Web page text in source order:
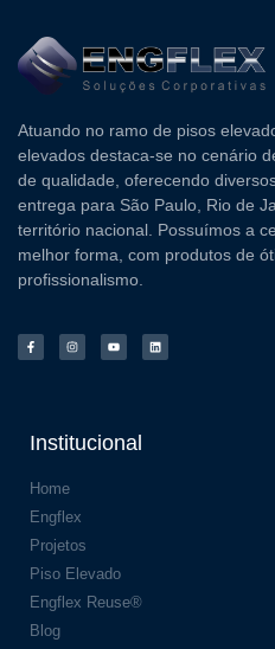
Atuando no ramo de pisos
elevados destaca-se no cenário
de qualidade, oferecendo
entrega para São Paulo, Rio de
território nacional. Possuímos a
melhor forma, com produtos de
profissionalismo.
Institucional
Home
Engflex
Projetos
Piso Elevado
Engflex Reuse®
Blog